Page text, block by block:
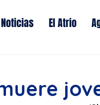
Noticias El Atrio